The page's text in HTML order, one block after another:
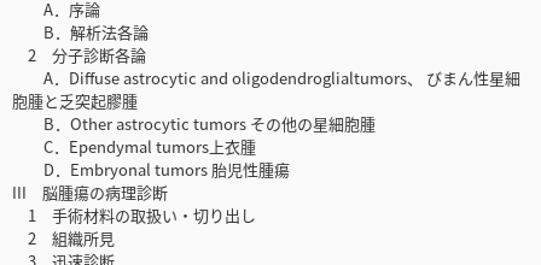
A．序論
B．解析法各論
2 分子診断各論
A．Diffuse astrocytic and oligodendroglialtumors、 びまん性星細
胞腫と乏突起膠腫
B．Other astrocytic tumors その他の星細胞腫
C．Ependymal tumors上衣腫
D．Embryonal tumors 胎児性腫瘍
III 脳腫瘍の病理診断
1 手術材料の取扱い・切り出し
2 組織所見